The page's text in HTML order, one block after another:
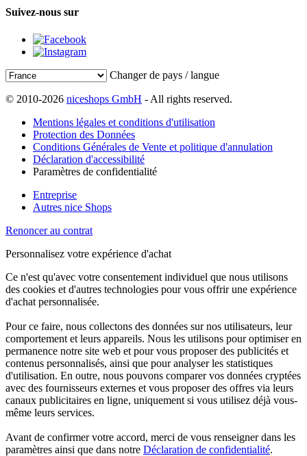
Suivez-nous sur
Changer de pays / langue
© 2010-2026 niceshops GmbH - All rights reserved.
Mentions légales et conditions d'utilisation
Protection des Données
Conditions Générales de Vente et politique d'annulation
Déclaration d'accessibilité
Paramètres de confidentialité
Entreprise
Autres nice Shops
Renoncer au contrat
Personnalisez votre expérience d'achat
Ce n'est qu'avec votre consentement individuel que nous utilisons
des cookies et d'autres technologies pour vous offrir une expérience
d'achat personnalisée.
Pour ce faire, nous collectons des données sur nos utilisateurs, leur
comportement et leurs appareils. Nous les utilisons pour optimiser en
permanence notre site web et pour vous proposer des publicités et
contenus personnalisés, ainsi que pour analyser les statistiques
d'utilisation. En outre, nous pouvons comparer vos données cryptées
avec des fournisseurs externes et vous proposer des offres via leurs
canaux publicitaires en ligne, uniquement si vous utilisez déjà vous-
même leurs services.
Avant de confirmer votre accord, merci de vous renseigner dans les
paramètres ainsi que dans notre Déclaration de confidentialité.